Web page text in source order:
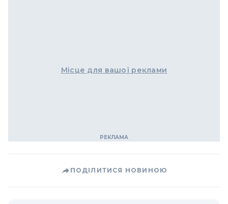
Місце для вашої реклами
ПОДІЛИТИСЯ НОВИНОЮ